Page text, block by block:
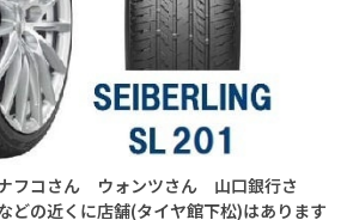
フコさん ウォンツさん 山口銀行さ
の近くに店舗(タイヤ館下松)はあります